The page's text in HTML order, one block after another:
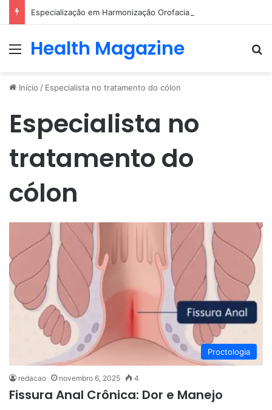
Menu
Health Magazine
Início / Especialista no tratamento do cólon
Especialista no
tratamento do
cólon
Proctologia
redacao novembro 6, 2025 4
Fissura Anal Crônica: Dor e Manejo